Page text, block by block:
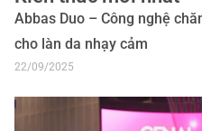
như
Abbas Duo – Công nghệ
cho làn da nhạy cảm
22/09/2025